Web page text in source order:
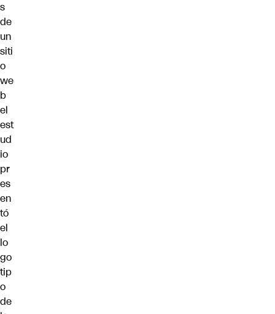
s
de
un
siti
o
we
b
el
est
ud
io
pr
es
en
tó
el
lo
go
tip
o
de